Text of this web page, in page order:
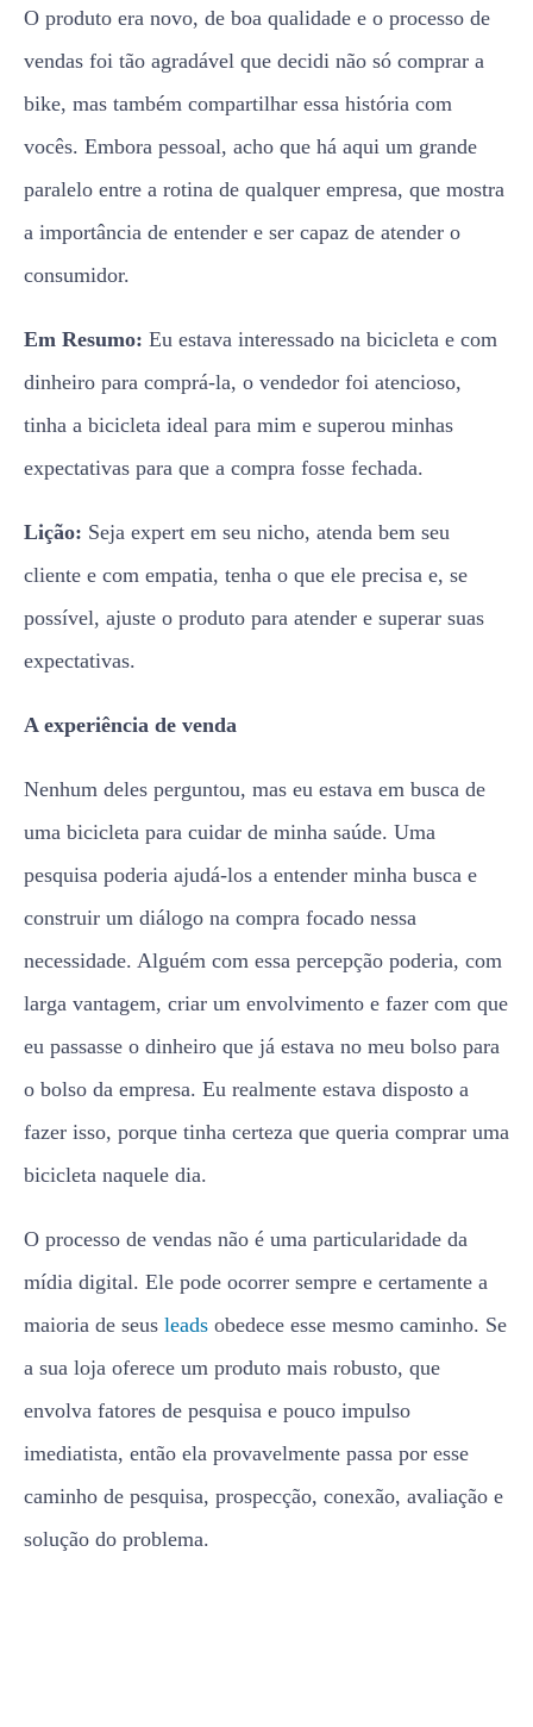
O produto era novo, de boa qualidade e o processo de
vendas foi tão agradável que decidi não só comprar a
bike, mas também compartilhar essa história com
vocês. Embora pessoal, acho que há aqui um grande
paralelo entre a rotina de qualquer empresa, que mostra
a importância de entender e ser capaz de atender o
consumidor.
Em Resumo: Eu estava interessado na bicicleta e com
dinheiro para comprá-la, o vendedor foi atencioso,
tinha a bicicleta ideal para mim e superou minhas
expectativas para que a compra fosse fechada.
Lição: Seja expert em seu nicho, atenda bem seu
cliente e com empatia, tenha o que ele precisa e, se
possível, ajuste o produto para atender e superar suas
expectativas.
A experiência de venda
Nenhum deles perguntou, mas eu estava em busca de
uma bicicleta para cuidar de minha saúde. Uma
pesquisa poderia ajudá-los a entender minha busca e
construir um diálogo na compra focado nessa
necessidade. Alguém com essa percepção poderia, com
larga vantagem, criar um envolvimento e fazer com que
eu passasse o dinheiro que já estava no meu bolso para
o bolso da empresa. Eu realmente estava disposto a
fazer isso, porque tinha certeza que queria comprar uma
bicicleta naquele dia.
O processo de vendas não é uma particularidade da
mídia digital. Ele pode ocorrer sempre e certamente a
maioria de seus leads obedece esse mesmo caminho. Se
a sua loja oferece um produto mais robusto, que
envolva fatores de pesquisa e pouco impulso
imediatista, então ela provavelmente passa por esse
caminho de pesquisa, prospecção, conexão, avaliação e
solução do problema.